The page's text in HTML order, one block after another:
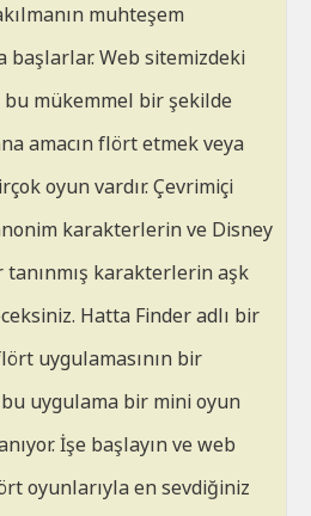
muhteşem
başlarlar. Web sitemizdeki
mükemmel bir şekilde
amacın flört etmek veya
oyun vardır. Çevrimiçi
karakterlerin ve Disney
karakterlerin aşk
Hatta Finder adlı bir
uygulamasının bir
uygulama bir mini oyun
İşe başlayın ve web
oyunlarıyla en sevdiğiniz